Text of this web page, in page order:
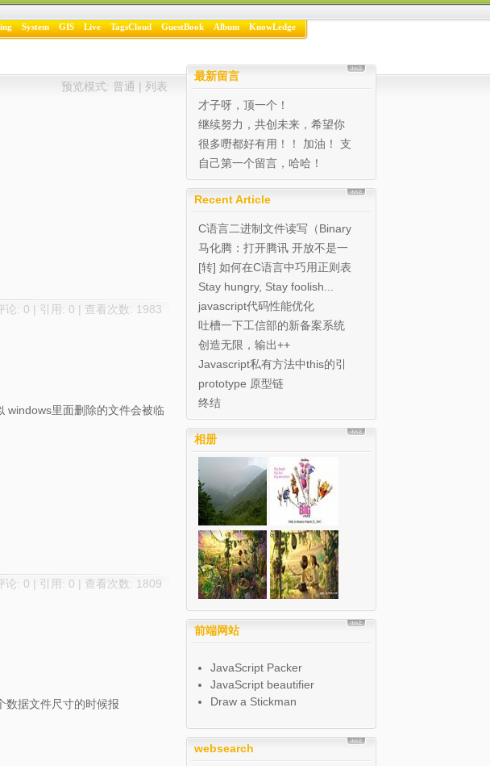
System GIS Live TagsCloud GuestBook Album KnowLedge
预览模式: 普通 | 列表
论: 0 | 引用: 0 | 查看次数: 1983
windows里面删除的文件会被临
论: 0 | 引用: 0 | 查看次数: 1809
数据文件尺寸的时候报
最新留言
才子呀，顶一个！
继续努力，共创未来，希望你
的博客越办越好 写的很...
很多嘢都好有用！！ 加油！ 支
持！ 继续努力...
自己第一个留言，哈哈！
Recent Article
C语言二进制文件读写（Binary
I/O)实例
马化腾：打开腾讯 开放不是一
种态度是能力
[转] 如何在C语言中巧用正则表
达式
Stay hungry, Stay foolish...
javascript代码性能优化
吐槽一下工信部的新备案系统
创造无限，输出++
Javascript私有方法中this的引
用
prototype 原型链
终结
相册
前端网站
JavaScript Packer
JavaScript beautifier
Draw a Stickman
websearch